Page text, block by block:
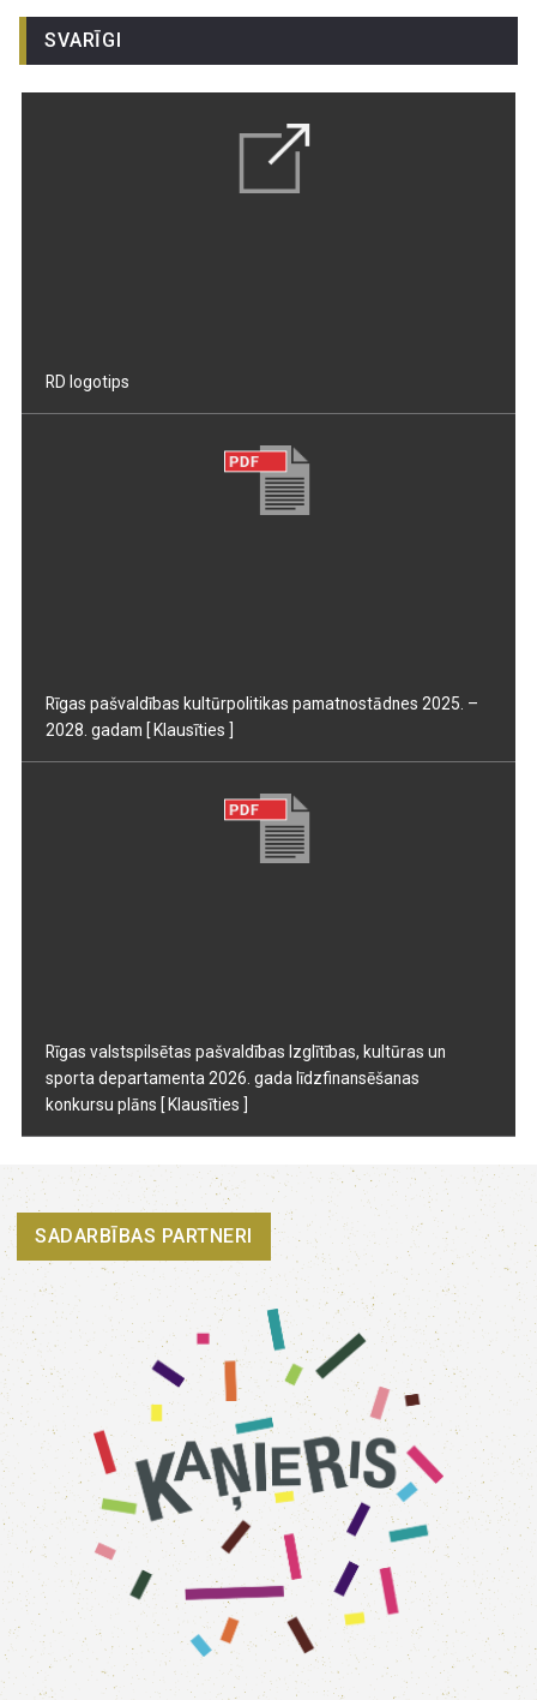
SVARĪGI
RD logotips
Rīgas pašvaldības kultūrpolitikas pamatnostādnes 2025. –
2028. gadam [ Klausīties ]
Rīgas valstspilsētas pašvaldības Izglītības, kultūras un
sporta departamenta 2026. gada līdzfinansēšanas
konkursu plāns [ Klausīties ]
SADARBĪBAS PARTNERI